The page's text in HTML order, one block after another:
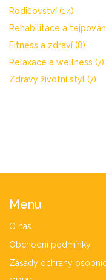
Rodičovství (14)
Rehabilitace a
Fitness a zdraví (8)
Relaxace a wellness (7)
Zdravý životní styl (7)
Menu
O nás
Obchodní podmínky
Zásady ochrany